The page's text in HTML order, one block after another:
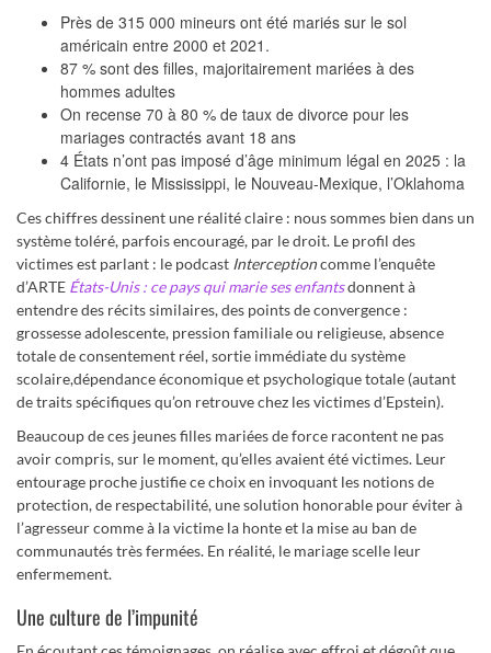
Près de 315 000 mineurs ont été mariés sur le sol
américain entre 2000 et 2021.
87 % sont des filles, majoritairement mariées à des
hommes adultes
On recense 70 à 80 % de taux de divorce pour les
mariages contractés avant 18 ans
4 États n’ont pas imposé d’âge minimum légal en 2025 : la
Californie, le Mississippi, le Nouveau-Mexique, l’Oklahoma
Ces chiffres dessinent une réalité claire : nous sommes bien dans un
système toléré, parfois encouragé, par le droit. Le profil des
victimes est parlant : le podcast Interceptioncomme l’enquête
d’ARTE États-Unis : ce pays qui marie ses enfantsdonnent à
entendre des récits similaires, des points de convergence :
grossesse adolescente, pression familiale ou religieuse, absence
totale de consentement réel, sortie immédiate du système
scolaire,dépendance économique et psychologique totale (autant
de traits spécifiques qu’on retrouve chez les victimes d’Epstein).
Beaucoup de ces jeunes filles mariées de force racontent ne pas
avoir compris, sur le moment, qu’elles avaient été victimes. Leur
entourage proche justifie ce choix en invoquant les notions de
protection, de respectabilité, une solution honorable pour éviter à
l’agresseur comme à la victime la honte et la mise au ban de
communautés très fermées. En réalité, le mariage scelle leur
enfermement.
Une culture de l’impunité